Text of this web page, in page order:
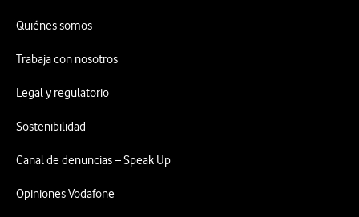
Quiénes somos
Trabaja con nosotros
Legal y regulatorio
Sostenibilidad
Canal de denuncias – Speak Up
Opiniones Vodafone